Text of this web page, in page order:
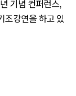
기념 컨퍼런스,
조강연을 하고 있